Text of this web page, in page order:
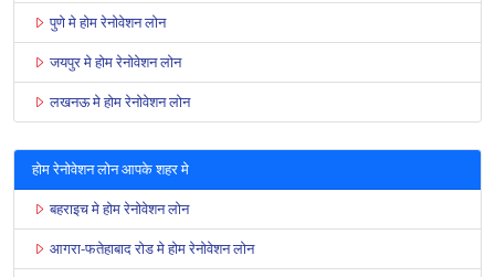
पुणे मे होम रेनोवेशन लोन
जयपुर मे होम रेनोवेशन लोन
लखनऊ मे होम रेनोवेशन लोन
होम रेनोवेशन लोन आपके शहर मे
बहराइच मे होम रेनोवेशन लोन
आगरा-फतेहाबाद रोड मे होम रेनोवेशन लोन